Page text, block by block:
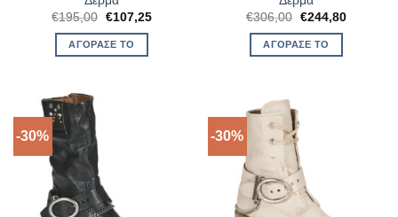
€195,00 Original
was:
€195,00.
€107,25Η
ΑΓΌΡΑΣΈ ΤΟ
€306,00 Original
was:
€306,00.
€244,80Η
ΑΓΌΡΑΣΈ ΤΟ
-30% -30%